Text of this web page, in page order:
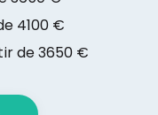
4100 €
de 3650 €